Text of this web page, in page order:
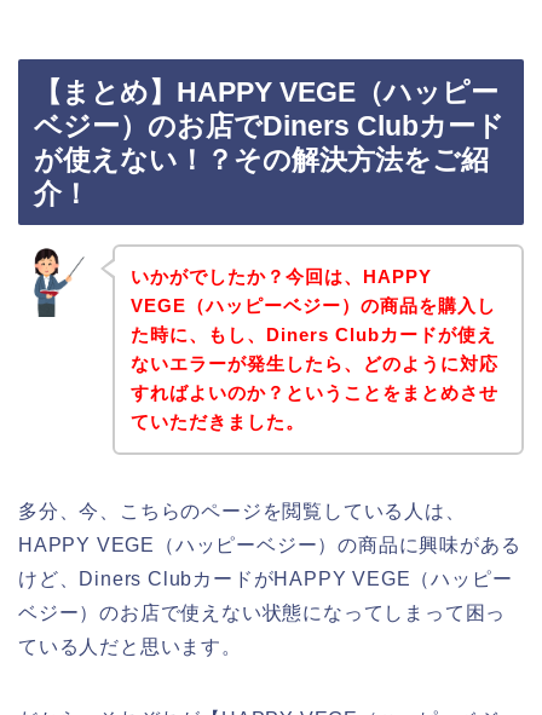
【まとめ】HAPPY VEGE（ハッピー
ベジー）のお店でDiners Clubカード
が使えない！？その解決方法をご紹
介！
いかがでしたか？今回は、HAPPY
VEGE（ハッピーベジー）の商品を購入し
た時に、もし、Diners Clubカードが使え
ないエラーが発生したら、どのように対応
すればよいのか？ということをまとめさせ
ていただきました。
多分、今、こちらのページを閲覧している人は、
HAPPY VEGE（ハッピーベジー）の商品に興味がある
けど、Diners ClubカードがHAPPY VEGE（ハッピー
ベジー）のお店で使えない状態になってしまって困っ
ている人だと思います。